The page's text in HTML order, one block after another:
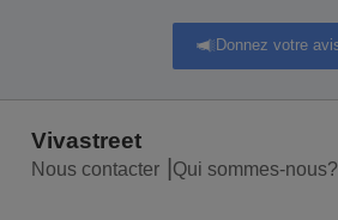
Donnez votre
Vivastreet
Nous contacter Qui sommes-nous?